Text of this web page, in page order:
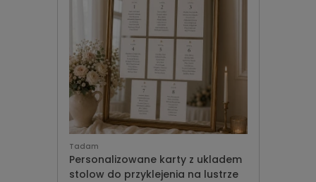
Tadam
Personalizowane karty z ukladem
stolow do przyklejenia na lustrze